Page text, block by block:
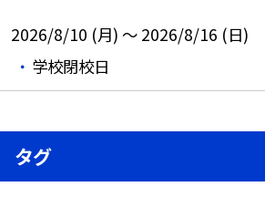
2026/8/10 (月) ～ 2026/8/16 (日)
学校閉校日
タグ